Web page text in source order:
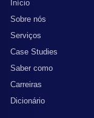
Início
Sobre nós
Serviços
Case Studies
Saber como
Carreiras
Dicionário